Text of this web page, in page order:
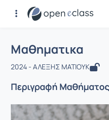
Αρχική Σελίδα
Μάθημα :
Μαθηματικα
2024 - ΑΛΕΞΗΣ ΜΑΤΙΟΥΚ
Περιγραφή Μαθήματος